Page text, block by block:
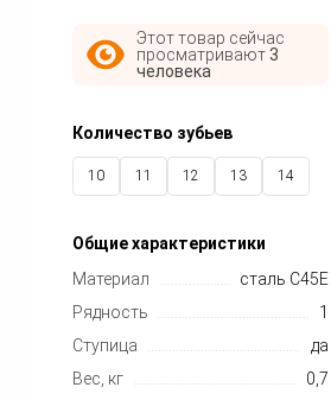
Этот товар сейчас
просматривают3
человека
Количество зубьев
10 11 12 13 14
20 21 22 23
Общие характеристики
Материал
сталь C45E
Рядность
1
Ступица
да
Вес, кг
0,7